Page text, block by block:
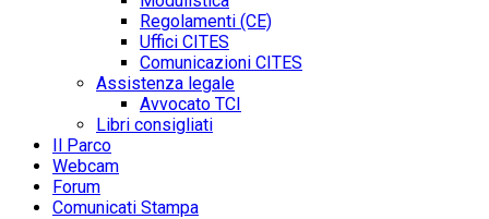
Regolamenti (CE)
Uffici CITES
Comunicazioni CITES
Assistenza legale
Avvocato TCI
Libri consigliati
Il Parco
Webcam
Forum
Comunicati Stampa